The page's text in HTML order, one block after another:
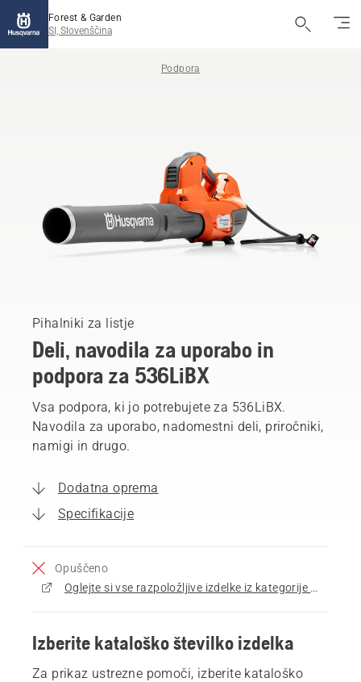
Forest & Garden
SI, Slovenščina
Podpora
Pihalniki za listje
Deli, navodila za uporabo in
podpora za 536LiBX
Vsa podpora, ki jo potrebujete za 536LiBX.
Navodila za uporabo, nadomestni deli, priročniki,
namigi in drugo.
Dodatna oprema
Specifikacije
Opuščeno
Oglejte si vse razpoložljive izdelke iz kategorije Pihalniki za listje
Izberite kataloško številko izdelka
Za prikaz ustrezne pomoči, izberite kataloško